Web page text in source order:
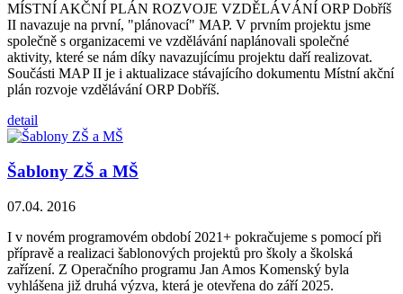
MÍSTNÍ AKČNÍ PLÁN ROZVOJE VZDĚLÁVÁNÍ ORP Dobříš
II navazuje na první, "plánovací" MAP. V prvním projektu jsme
společně s organizacemi ve vzdělávání naplánovali společné
aktivity, které se nám díky navazujícímu projektu daří realizovat.
Součásti MAP II je i aktualizace stávajícího dokumentu Místní akční
plán rozvoje vzdělávání ORP Dobříš.
detail
Šablony ZŠ a MŠ
07.04. 2016
I v novém programovém období 2021+ pokračujeme s pomocí při
přípravě a realizaci šablonových projektů pro školy a školská
zařízení. Z Operačního programu Jan Amos Komenský byla
vyhlášena již druhá výzva, která je otevřena do září 2025.